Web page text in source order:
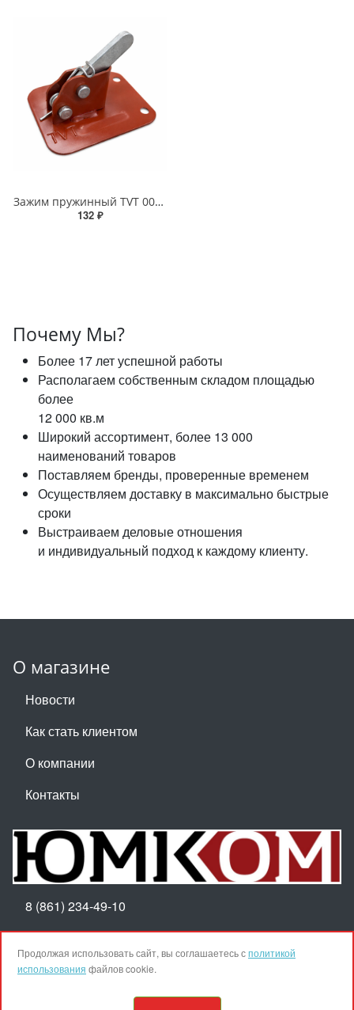
Зажим пружинный TVT 00-00000968
132 ₽
Почему Мы?
Более 17 лет успешной работы
Располагаем собственным складом площадью
более
12 000 кв.м
Широкий ассортимент, более 13 000
наименований товаров
Поставляем бренды, проверенные временем
Осуществляем доставку в максимально быстрые
сроки
Выстраиваем деловые отношения
и индивидуальный подход к каждому клиенту.
О магазине
Новости
Как стать клиентом
О компании
Контакты
8 (861) 234-49-10
Пн-Пт 8:30-17:30
Продолжая использовать сайт, вы соглашаетесь сполитикой
использования файлов cookie.